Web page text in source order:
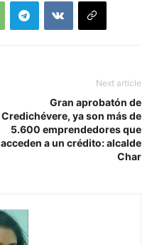
Next article
Gran aprobatón de
Credichévere, ya son más de
5.600 emprendedores que
acceden a un crédito: alcalde
Char